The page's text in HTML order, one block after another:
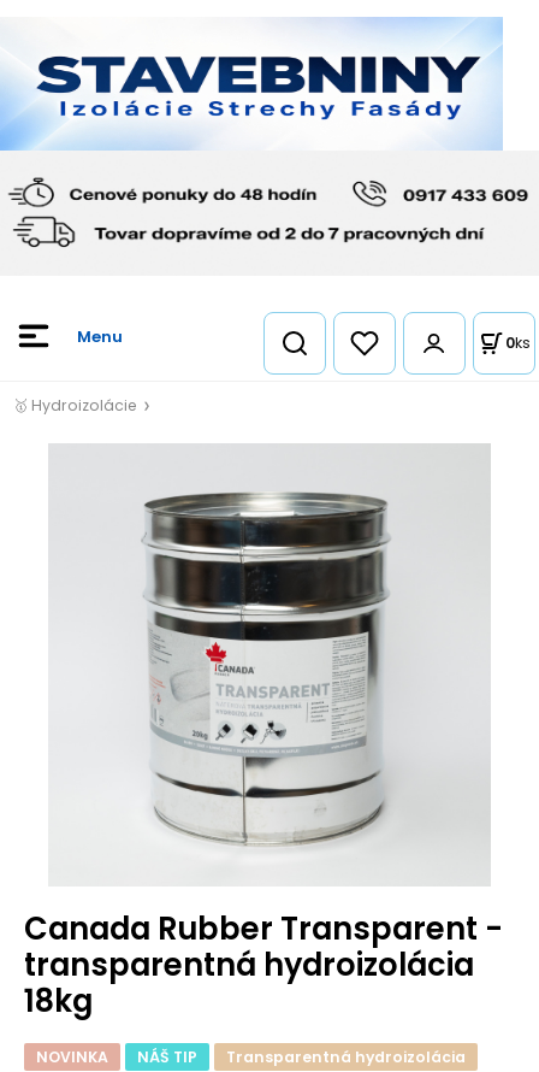
0ks
🥇 Hydroizolácie
Canada Rubber Transparent -
transparentná hydroizolácia
18kg
NOVINKA NÁŠ TIP Transparentná hydroizolácia